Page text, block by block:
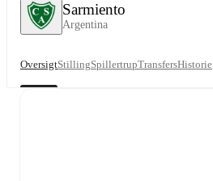
Sarmiento
Argentina
OversigtStillingSpillertrupTransfersHistorie